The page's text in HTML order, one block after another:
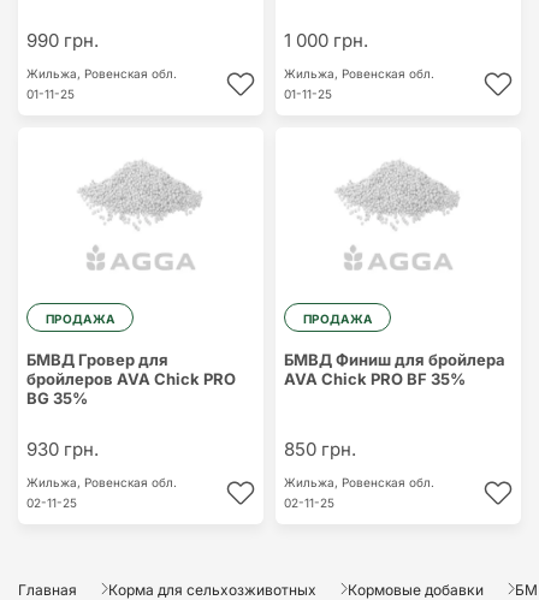
990 грн.
Жильжа, Ровенская обл.
01-11-25
1 000 грн.
Жильжа, Ровенская обл.
01-11-25
ПРОДАЖА
БМВД Гровер для
бройлеров AVA Chick PRO
BG 35%
930 грн.
Жильжа, Ровенская обл.
02-11-25
ПРОДАЖА
БМВД Финиш для бройлера
AVA Chick PRO BF 35%
850 грн.
Жильжа, Ровенская обл.
02-11-25
Главная Корма для сельхозживотных Кормовые добавки